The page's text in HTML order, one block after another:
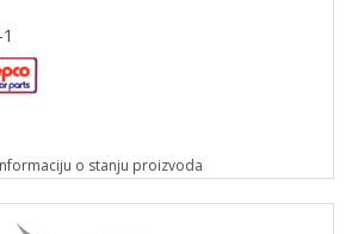
o stanju proizvoda